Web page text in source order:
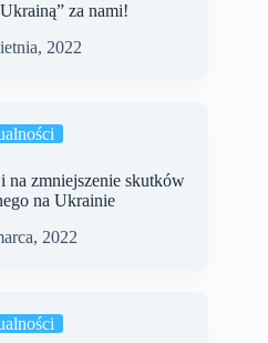
za nami!
2022
na zmniejszenie skutków
na Ukrainie
2022